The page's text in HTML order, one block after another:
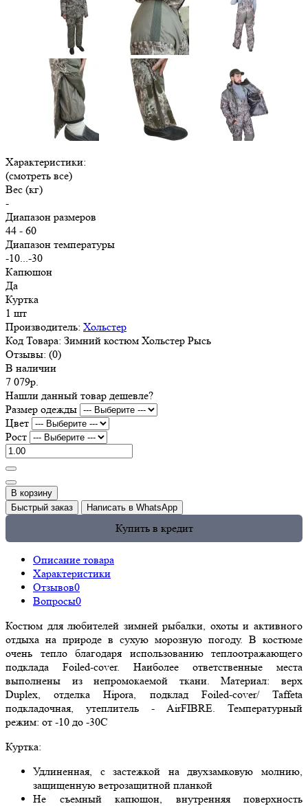
Характеристики:
(смотреть все)
Вес (кг)
-
Диапазон размеров
44 - 60
Диапазон температуры
-10...-30
Капюшон
Да
Куртка
1 шт
Производитель: Хольстер
Код Товара: Зимний костюм Хольстер Рысь
Отзывы: (0)
В наличии
7 079р.
Нашли данный товар дешевле?
Размер одежды
Цвет
Рост
В корзину
Быстрый заказ
Написать в WhatsApp
Купить в кредит
Описание товара
Характеристики
Отзывов0
Вопросы0
Костюм для любителей зимней рыбалки, охоты и активного
отдыха на природе в сухую морозную погоду. В костюме
очень тепло благодаря использованию теплоотражающего
подклада Foiled-cover. Наиболее ответственные места
выполнены из непромокаемой ткани. Материал: верх
Duplex, отделка Hipora, подклад Foiled-cover/ Taffeta
подкладочная, утеплитель - AirFIBRE. Температурный
режим: от -10 до -30С
Куртка:
Удлиненная, с застежкой на двухзамковую молнию,
защищенную ветрозащитной планкой
Не съемный капюшон, внутренняя поверхность